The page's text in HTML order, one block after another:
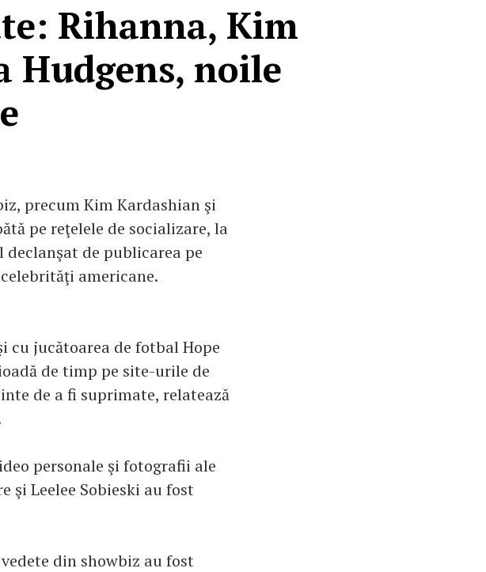
Rihanna, Kim
Hudgens, noile
precum Kim Kardashian şi
pe reţelele de socializare, la
de publicarea pe
americane.
cu jucătoarea de fotbal Hope
de timp pe site-urile de
de a fi suprimate, relatează
personale şi fotografii ale
şi Leelee Sobieski au fost
din showbiz au fost